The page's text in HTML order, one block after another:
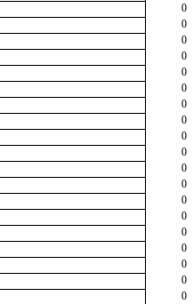
0
0
0
0
0
0
0
0
0
0
0
0
0
0
0
0
0
0
0